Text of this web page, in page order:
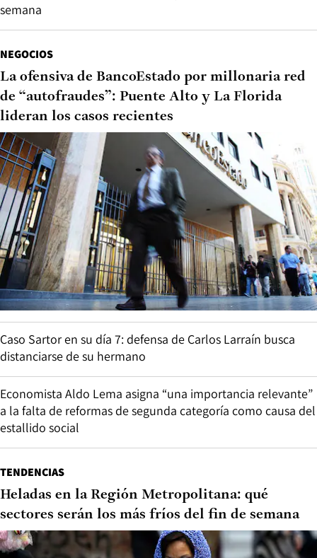
semana
NEGOCIOS
La ofensiva de BancoEstado por millonaria red
de “autofraudes”: Puente Alto y La Florida
lideran los casos recientes
Caso Sartor en su día 7: defensa de Carlos Larraín busca
distanciarse de su hermano
Economista Aldo Lema asigna “una importancia relevante”
a la falta de reformas de segunda categoría como causa del
estallido social
TENDENCIAS
Heladas en la Región Metropolitana: qué
sectores serán los más fríos del fin de semana